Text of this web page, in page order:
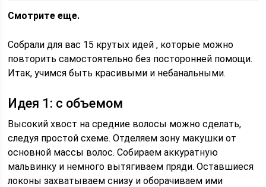
Смотрите еще.
Собрали для вас 15 крутых идей , которые можно
повторить самостоятельно без посторонней помощи.
Итак, учимся быть красивыми и небанальными.
Идея 1: с объемом
Высокий хвост на средние волосы можно сделать,
следуя простой схеме. Отделяем зону макушки от
основной массы волос. Собираем аккуратную
мальвинку и немного вытягиваем пряди. Оставшиеся
локоны захватываем снизу и оборачиваем ими